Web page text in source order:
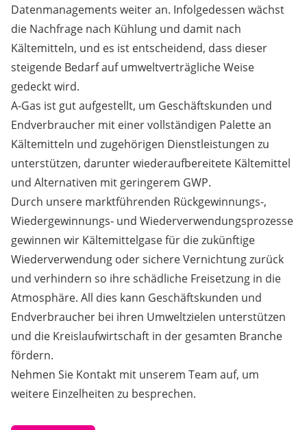
Datenmanagements weiter an. Infolgedessen wächst
die Nachfrage nach Kühlung und damit nach
Kältemitteln, und es ist entscheidend, dass dieser
steigende Bedarf auf umweltverträgliche Weise
gedeckt wird.
A-Gas ist gut aufgestellt, um Geschäftskunden und
Endverbraucher mit einer vollständigen Palette an
Kältemitteln und zugehörigen Dienstleistungen zu
unterstützen, darunter wiederaufbereitete Kältemittel
und Alternativen mit geringerem GWP.
Durch unsere marktführenden Rückgewinnungs-,
Wiedergewinnungs- und Wiederverwendungsprozesse
gewinnen wir Kältemittelgase für die zukünftige
Wiederverwendung oder sichere Vernichtung zurück
und verhindern so ihre schädliche Freisetzung in die
Atmosphäre. All dies kann Geschäftskunden und
Endverbraucher bei ihren Umweltzielen unterstützen
und die Kreislaufwirtschaft in der gesamten Branche
fördern.
Nehmen Sie Kontakt mit unserem Team auf, um
weitere Einzelheiten zu besprechen.